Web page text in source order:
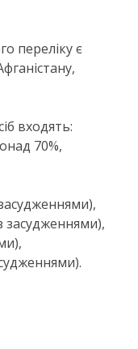
переліку є
входять:
70%,
засудженнями),